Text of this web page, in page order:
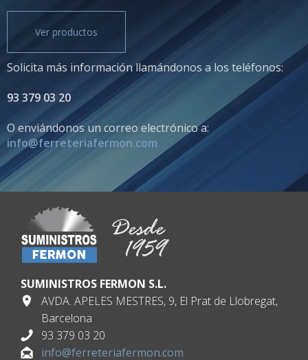
Ver productos
Solicita más información llamándonos a los teléfonos:
93 379 03 20
O enviándonos un correo electrónico a:
info@ferreteriafermon.com
SUMINISTROS FERMON S.L.
AVDA. APELES MESTRES, 9, El Prat de Llobregat,
Barcelona
93 379 03 20
info@ferreteriafermon.com